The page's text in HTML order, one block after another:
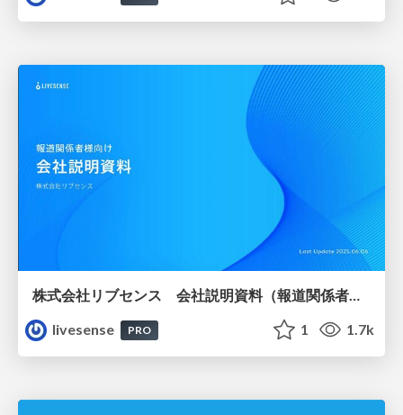
株式会社リブセンス 会社説明資料（報道関係者様向け）
livesense
PRO 1 1.7k